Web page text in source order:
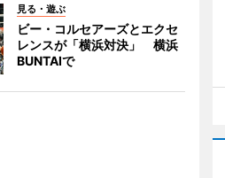
見る・遊ぶ
ビー・コルセアーズとエクセ
レンスが「横浜対決」 横浜
BUNTAIで